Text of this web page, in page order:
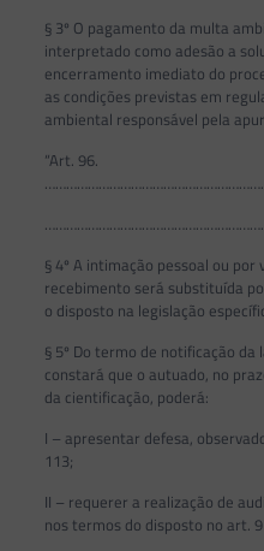
§ 3º O pagamento da multa
interpretado como adesão a
encerramento imediato do
as condições previstas em
ambiental responsável pela
“Art. 96.
§ 4º A intimação pessoal ou
recebimento será substituída
o disposto na legislação
§ 5º Do termo de notificação
constará que o autuado, no
da cientificação, poderá:
I – apresentar defesa,
113;
II – requerer a realização de
nos termos do disposto no art.